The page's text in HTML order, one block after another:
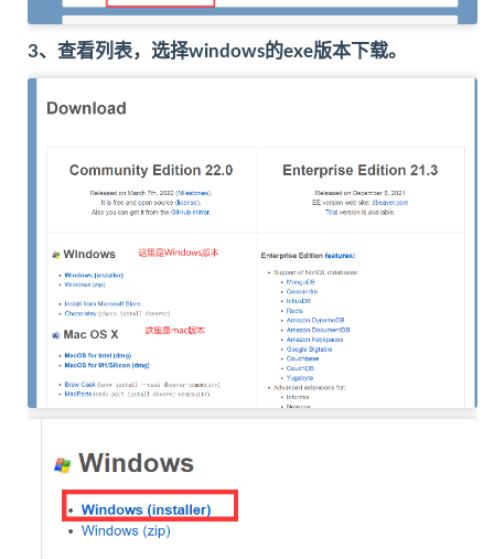
3、查看列表，选择windows的exe版本下载。